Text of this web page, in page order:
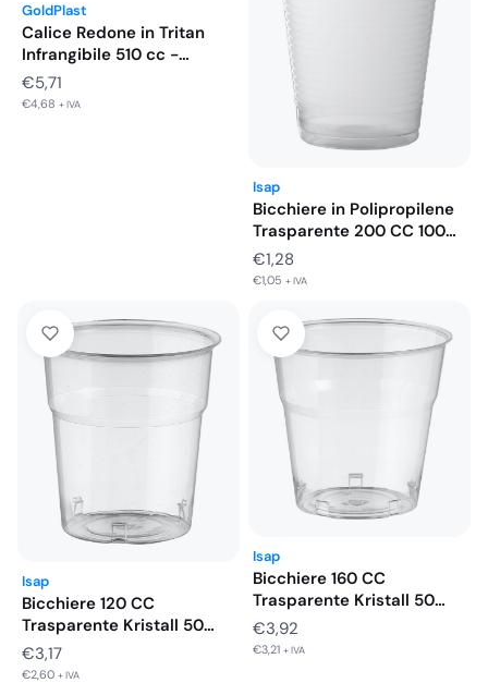
GoldPlast
Calice Redone in Tritan
Infrangibile 510 cc -…
€5,71
€4,68 + IVA
Isap
Bicchiere in Polipropilene
Trasparente 200 CC 100
Pezzi
€1,28
€1,05 + IVA
Isap
Bicchiere 120 CC
Trasparente Kristall 50
Pezzi
€3,17
€2,60 + IVA
Isap
Bicchiere 160 CC
Trasparente Kristall 50
Pezzi
€3,92
€3,21 + IVA